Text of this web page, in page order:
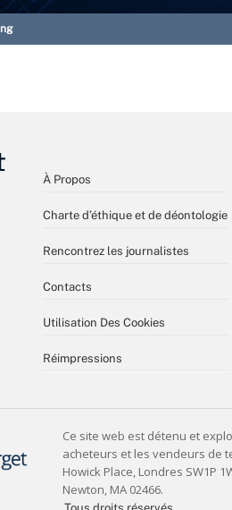
À Propos
Charte d’éthique et de déontologie
Rencontrez les journalistes
Contacts
Utilisation Des Cookies
Réimpressions